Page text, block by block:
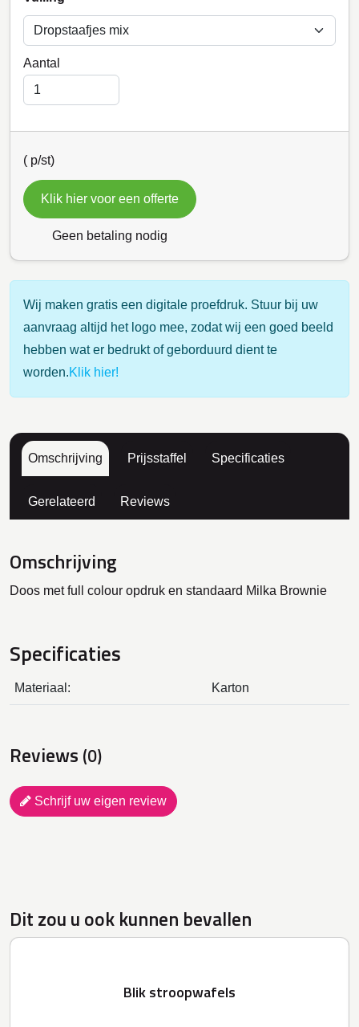
Aantal
( p/st)
Klik hier voor een offerte
Geen betaling nodig
Wij maken gratis een digitale proefdruk. Stuur bij uw
aanvraag altijd het logo mee, zodat wij een goed beeld
hebben wat er bedrukt of geborduurd dient te
worden.Klik hier!
Omschrijving Prijsstaffel Specificaties
Gerelateerd Reviews
Omschrijving
Doos met full colour opdruk en standaard Milka Brownie
Specificaties
Materiaal: Karton
Reviews (0)
Schrijf uw eigen review
Dit zou u ook kunnen bevallen
Blik stroopwafels